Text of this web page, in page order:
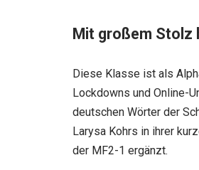
Mit großem Stolz
Diese Klasse ist als
Lockdowns und Online-
deutschen Wörter der
Larysa Kohrs in ihrer
der MF2-1 ergänzt.